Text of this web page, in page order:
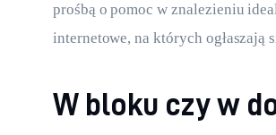
prośbą o pomoc w znalezieniu
internetowe, na których
W bloku czy w